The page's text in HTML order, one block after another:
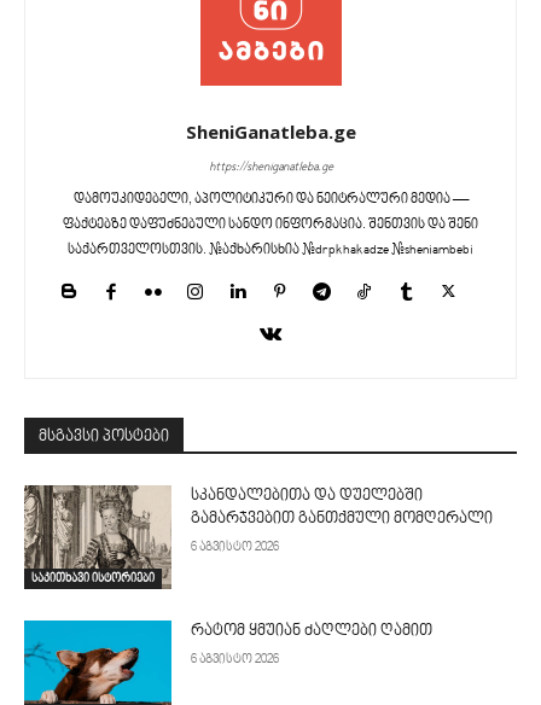
SheniGanatleba.ge
https://sheniganatleba.ge
დამოუკიდებელი, აპოლიტიკური და ნეიტრალური მედია —
ფაქტებზე დაფუძნებული სანდო ინფორმაცია. შენთვის და შენი
საქართველოსთვის. #აქხარისხია #drpkhakadze #sheniambebi
მსგავსი პოსტები
საკითხავი ისტორიები
სკანდალებითა და დუელებში
გამარჯვებით განთქმული მომღერალი
6 აგვისტო 2026
რატომ ყმუიან ძაღლები ღამით
6 აგვისტო 2026